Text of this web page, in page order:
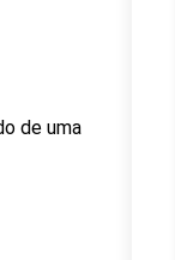
de uma